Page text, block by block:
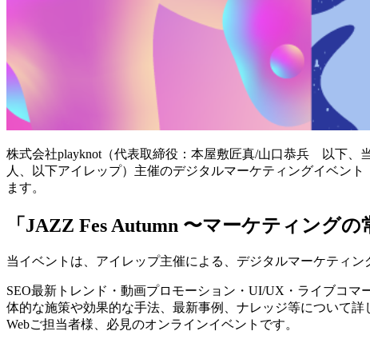
株式会社playknot（代表取締役：本屋敷匠真/山口恭兵 以下、
人、以下アイレップ）主催のデジタルマーケティングイベン
ます。
「JAZZ Fes Autumn 〜マーケティング
当イベントは、アイレップ主催による、デジタルマーケティ
SEO最新トレンド・動画プロモーション・UI/UX・ライブコ
体的な施策や効果的な手法、最新事例、ナレッジ等について
Webご担当者様、必見のオンラインイベントです。